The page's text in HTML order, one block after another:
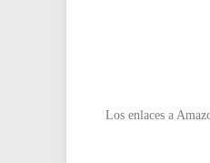
Los enlaces a